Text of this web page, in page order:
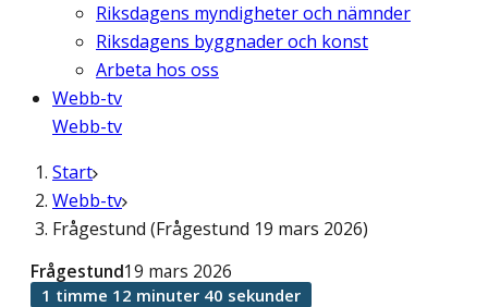
Riksdagens myndigheter och nämnder
Riksdagens byggnader och konst
Arbeta hos oss
Webb-tv
Webb-tv
Start
Webb-tv
Frågestund (Frågestund 19 mars 2026)
Frågestund19 mars 2026
1 timme 12 minuter 40 sekunder